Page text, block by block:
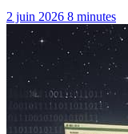
2 juin 2026 8 minutes